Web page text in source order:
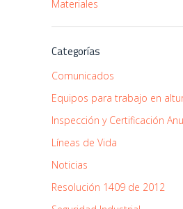
Materiales
Categorías
Comunicados
Equipos para trabajo en
Inspección y Certificación
Líneas de Vida
Noticias
Resolución 1409 de 2012